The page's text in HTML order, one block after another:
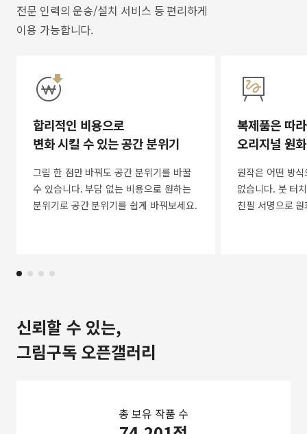
전문 인력의 운송/설치 서비스 등 편리하게
이용 가능합니다.
합리적인 비용으로
변화 시킬 수 있는 공간 분위기
그림 한 점만 바꿔도 공간 분위기를 바꿀
수 있습니다. 부담 없는 비용으로 원하는
분위기로 공간 분위기를 쉽게 바꿔보세요.
복제품은 따
오리지널 원
원작은 어떤 방
없습니다. 붓 터
친필 서명으로
신뢰할 수 있는,
그림구독 오픈갤러리
총 보유 작품 수